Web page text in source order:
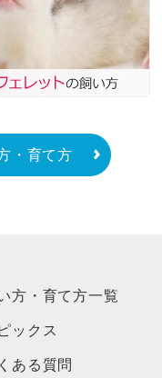
・育て方
方・育て方一覧
ックス
ある質問